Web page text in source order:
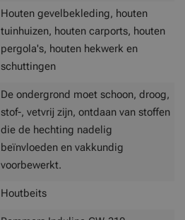
Houten gevelbekleding, houten
tuinhuizen, houten carports, houten
pergola's, houten hekwerk en
schuttingen
De ondergrond moet schoon, droog,
stof-, vetvrij zijn, ontdaan van stoffen
die de hechting nadelig
beïnvloeden en vakkundig
voorbewerkt.
Houtbeits